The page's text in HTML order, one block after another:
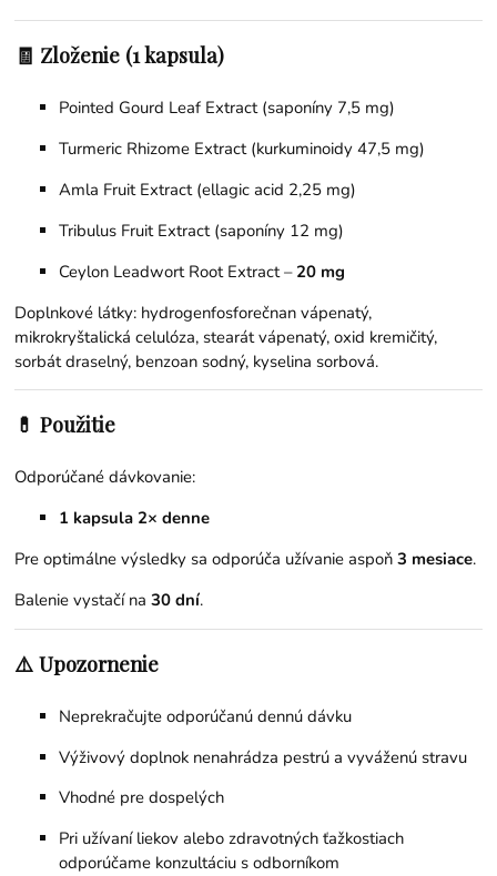
🧾 Zloženie (1 kapsula)
Pointed Gourd Leaf Extract (saponíny 7,5 mg)
Turmeric Rhizome Extract (kurkuminoidy 47,5 mg)
Amla Fruit Extract (ellagic acid 2,25 mg)
Tribulus Fruit Extract (saponíny 12 mg)
Ceylon Leadwort Root Extract – 20 mg
Doplnkové látky: hydrogenfosforečnan vápenatý,
mikrokryštalická celulóza, stearát vápenatý, oxid kremičitý,
sorbát draselný, benzoan sodný, kyselina sorbová.
💊 Použitie
Odporúčané dávkovanie:
1 kapsula 2× denne
Pre optimálne výsledky sa odporúča užívanie aspoň3 mesiace.
Balenie vystačí na30 dní.
⚠️ Upozornenie
Neprekračujte odporúčanú dennú dávku
Výživový doplnok nenahrádza pestrú a vyváženú stravu
Vhodné pre dospelých
Pri užívaní liekov alebo zdravotných ťažkostiach
odporúčame konzultáciu s odborníkom